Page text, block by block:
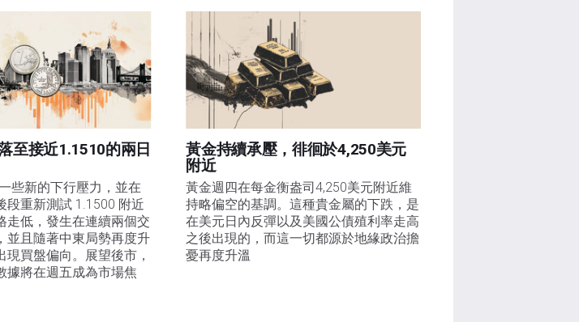
至接近1.1510的兩日
些新的下行壓力，並在
段重新測試 1.1500 附近
走低，發生在連續兩個交
並且隨著中東局勢再度升
現買盤偏向。展望後市，
據將在週五成為市場焦
黃金持續承壓，徘徊於4,250美元
附近
黃金週四在每金衡盎司4,250美元附近維
持略偏空的基調。這種貴金屬的下跌，是
在美元日內反彈以及美國公債殖利率走高
之後出現的，而這一切都源於地緣政治擔
憂再度升溫